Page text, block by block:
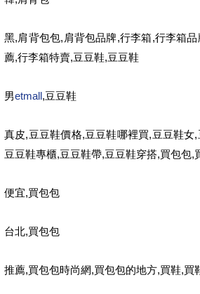
黑,肩背包包, 肩背包品牌,行李箱,行李箱品
薦,行李箱特賣,豆豆鞋,豆豆鞋
男etmall,豆豆鞋
真皮,豆豆鞋價格,豆豆鞋哪裡買,豆豆鞋女,
豆豆鞋專櫃,豆豆鞋帶,豆豆鞋穿搭,買包包,
便宜,買包包
台北,買包包
推薦,買包包時尚網,買包包的地方,買鞋,買